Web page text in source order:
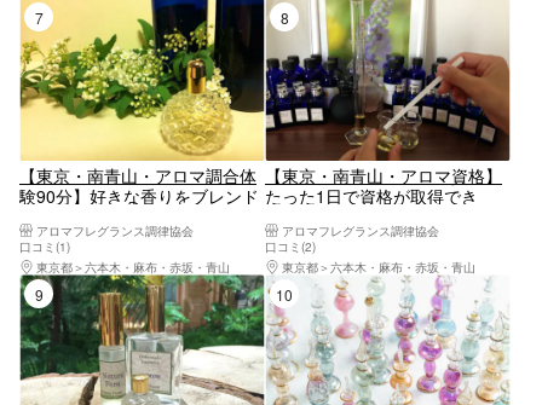
【東京・南青山・アロマ調合体
験90分】好きな香りをブレンド
アロマフレグランス調律協会
口コミ(1)
東京都
六本木・麻布・赤坂・青山
8位
【東京・南青山・アロマ資格】
たった1日で資格が取得でき
アロマフレグランス調律協会
口コミ(2)
東京都
六本木・麻布・赤坂・青山
9位 10位